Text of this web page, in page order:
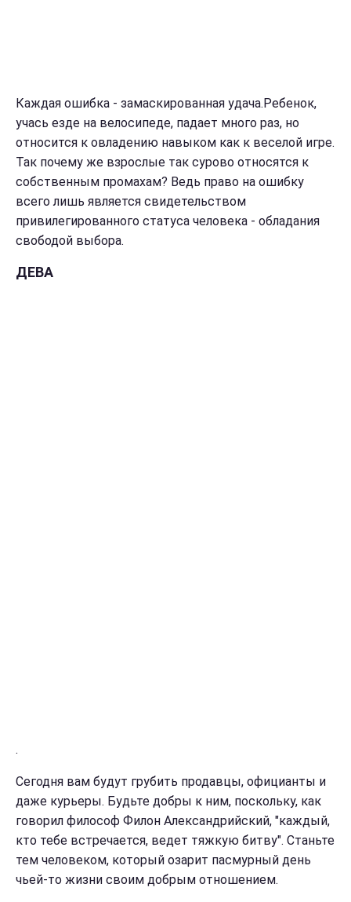
Каждая ошибка - замаскированная удача.Ребенок,
учась езде на велосипеде, падает много раз, но
относится к овладению навыком как к веселой игре.
Так почему же взрослые так сурово относятся к
собственным промахам? Ведь право на ошибку
всего лишь является свидетельством
привилегированного статуса человека - обладания
свободой выбора.
ДЕВА
.
Сегодня вам будут грубить продавцы, официанты и
даже курьеры. Будьте добры к ним, поскольку, как
говорил философ Филон Александрийский, "каждый,
кто тебе встречается, ведет тяжкую битву". Станьте
тем человеком, который озарит пасмурный день
чьей-то жизни своим добрым отношением.